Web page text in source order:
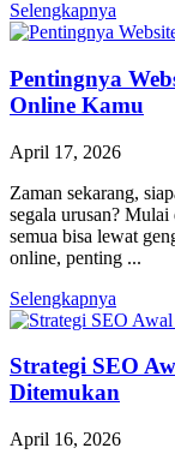
Selengkapnya
Pentingnya
Online Kamu
April 17, 2026
Zaman sekarang,
segala urusan?
semua bisa lewat
online, penting ...
Selengkapnya
Strategi SEO
Ditemukan
April 16, 2026